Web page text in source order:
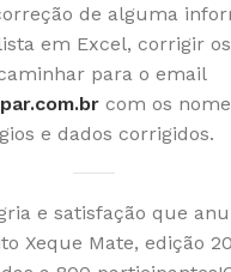
de alguma
em Excel, corrigir
para o email
com os
e dados corrigidos.
e satisfação que
Xeque Mate, edição